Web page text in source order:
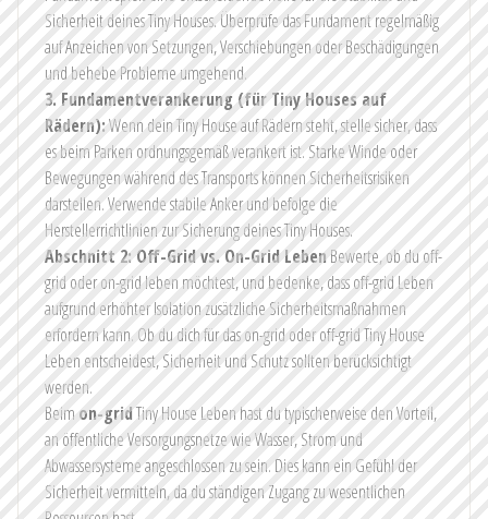
Sicherheit deines Tiny Houses. Überprüfe das Fundament regelmäßig
auf Anzeichen von Setzungen, Verschiebungen oder Beschädigungen
und behebe Probleme umgehend.
3. Fundamentverankerung (für Tiny Houses auf
Rädern):Wenn dein Tiny House auf Rädern steht, stelle sicher, dass
es beim Parken ordnungsgemäß verankert ist. Starke Winde oder
Bewegungen während des Transports können Sicherheitsrisiken
darstellen. Verwende stabile Anker und befolge die
Herstellerrichtlinien zur Sicherung deines Tiny Houses.
Abschnitt 2: Off-Grid vs. On-Grid LebenBewerte, ob du off-
grid oder on-grid leben möchtest, und bedenke, dass off-grid Leben
aufgrund erhöhter Isolation zusätzliche Sicherheitsmaßnahmen
erfordern kann. Ob du dich für das on-grid oder off-grid Tiny House
Leben entscheidest, Sicherheit und Schutz sollten berücksichtigt
werden.
Beim on-gridTiny House Leben hast du typischerweise den Vorteil,
an öffentliche Versorgungsnetze wie Wasser, Strom und
Abwassersysteme angeschlossen zu sein. Dies kann ein Gefühl der
Sicherheit vermitteln, da du ständigen Zugang zu wesentlichen